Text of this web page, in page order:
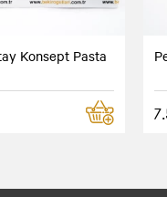
Konsept Pasta